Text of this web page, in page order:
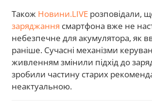
Також Новини.LIVE розповідали,
заряджання смартфона вже не
небезпечне для акумулятора, як
раніше. Сучасні механізми
живленням змінили підхід до
зробили частину старих
неактуальною.